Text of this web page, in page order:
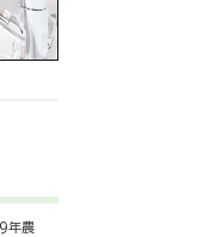
年農